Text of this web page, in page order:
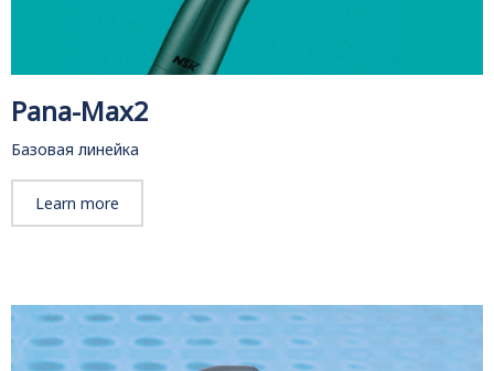
Pana-Max2
Базовая линейка
Learn more